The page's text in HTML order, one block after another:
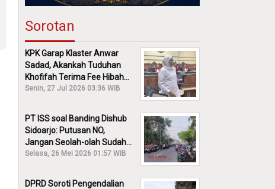
Sorotan
KPK Garap Klaster Anwar
Sadad, Akankah Tuduhan
Khofifah Terima Fee Hibah
30% Diusut?
Senin, 27 Jul 2026 03:36 WIB
PT ISS soal Banding Dishub
Sidoarjo: Putusan NO,
Jangan Seolah-olah Sudah
Menang!
Selasa, 26 Mei 2026 01:57 WIB
DPRD Soroti Pengendalian